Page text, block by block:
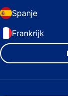
Spanje
Frankrijk